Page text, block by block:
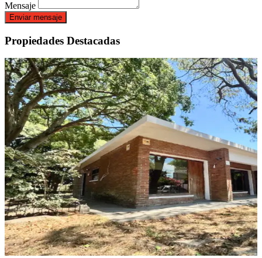
Mensaje
Enviar mensaje
Propiedades Destacadas